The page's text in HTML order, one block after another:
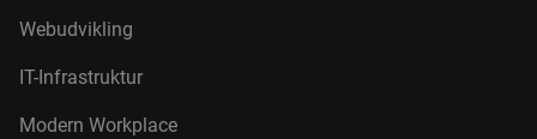
Webudvikling
IT-Infrastruktur
Modern Workplace